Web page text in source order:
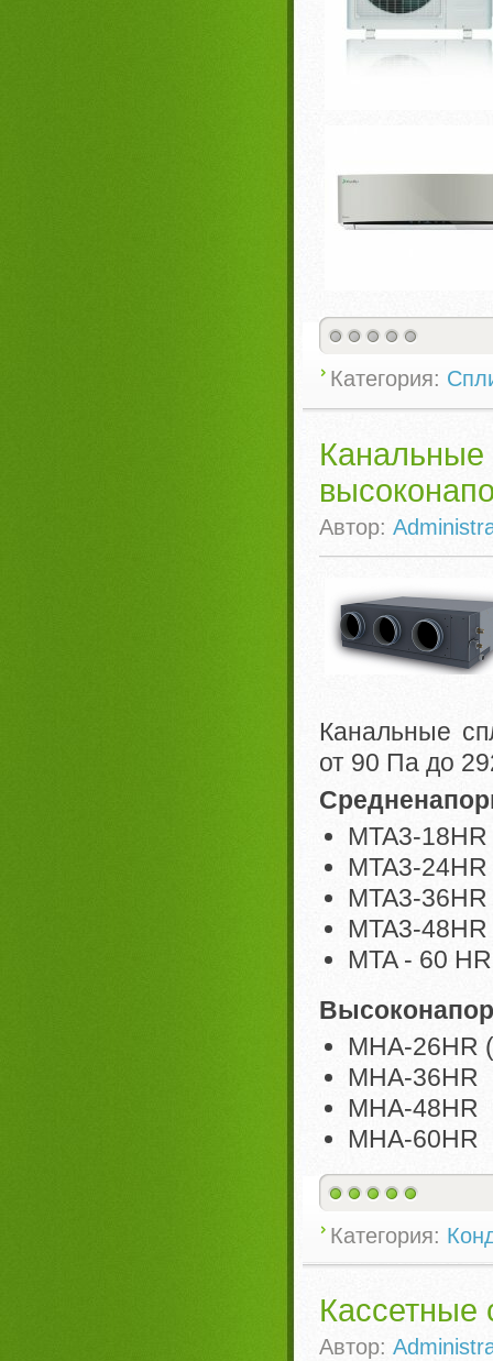
Категория:
Автор:
Канальные
от 90 Па до
MTA3-
MTA3-
MTA3-36HR
MTA3-48HR
MTA - 60 HR
MHA-26HR
MHA-36HR
MHA-48HR
MHA-60HR
Категория:
Кассетные
Автор: